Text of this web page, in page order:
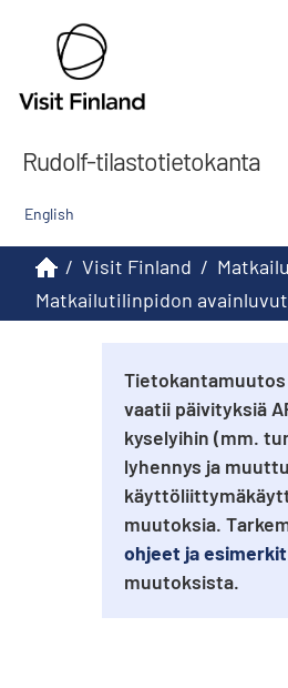
Rudolf-tilastotietokanta
English
/ Visit Finland /
Matkailutilinpidon avainluvut
Tietokantamuutos
vaatii päivityksiä
kyselyihin (mm.
lyhennys ja
muutoksia.
ohjeet ja esimerkit
muutoksista.